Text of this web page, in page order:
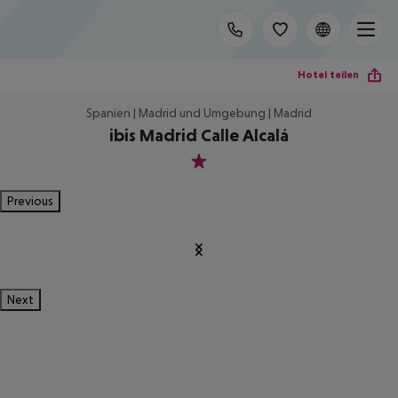
Hotel teilen
Spanien | Madrid und Umgebung | Madrid
ibis Madrid Calle Alcalá
1
Previous
Next